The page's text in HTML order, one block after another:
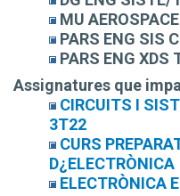
MU
PARS ENG SIS
PARS ENG XDS
Assignatures que
CIRCUITS I
3T22
CURS
D¿ELECTRÒNICA
ELECTRÒNICA